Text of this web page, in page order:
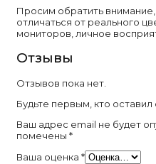
Просим обратить
отличаться от реального
мониторов, личное
Отзывы
Отзывов пока нет.
Будьте первым, кто
Ваш адрес email не будет
помечены *
Ваша оценка *